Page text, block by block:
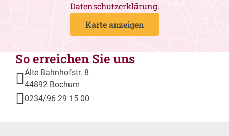
Datenschutzerklärung.
Karte anzeigen
So erreichen Sie uns
Alte Bahnhofstr. 8
44892 Bochum
0234/96 29 15 00